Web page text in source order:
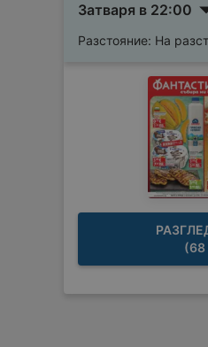
Затваря в 22:00
Разстояние: На